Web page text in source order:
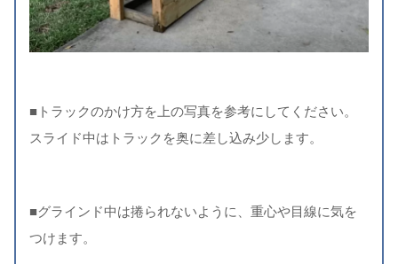
■トラックのかけ方を上の写真を参考にしてください。
スライド中はトラックを奥に差し込み少します。
■グラインド中は捲られないように、重心や目線に気を
つけます。